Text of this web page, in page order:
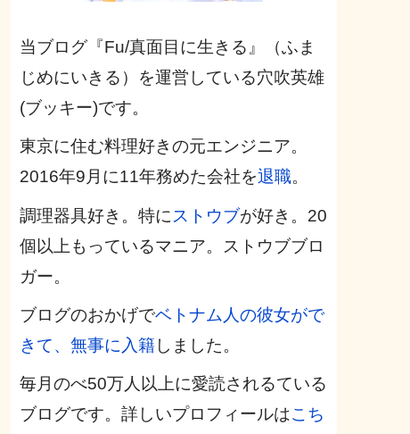
当ブログ『Fu/真面目に生きる』（ふま
じめにいきる）を運営している穴吹英雄
(ブッキー)です。
東京に住む料理好きの元エンジニア。
2016年9月に11年務めた会社を退職。
調理器具好き。特に ストウブが好き。20
個以上もっているマニア。ストウブブロ
ガー。
ブログのおかげでベトナム人の彼女がで
きて、無事に入籍 しました。
毎月のべ50万人以上に愛読されるている
ブログです。詳しいプロフィールはこち